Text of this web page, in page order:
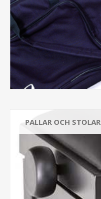
PALLAR OCH STOLAR